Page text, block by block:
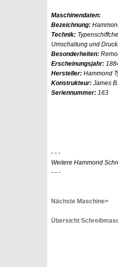
Maschinendaten:
Bezeichnung:
Technik:
Umschaltung und
Besonderheiten:
Erscheinungsjahr:
Hersteller: Hammond
Konstrukteur: James
Seriennummer: 163
- - -
Weitere Hammond
- - -
Nächste Maschine>
Übersicht